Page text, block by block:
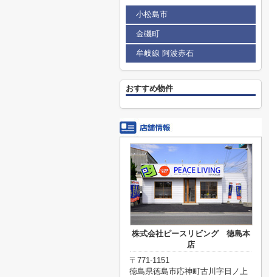
小松島市
金磯町
牟岐線 阿波赤石
おすすめ物件
株式会社ピースリビング 徳島本
店
〒771-1151
徳島県徳島市応神町古川字日ノ上